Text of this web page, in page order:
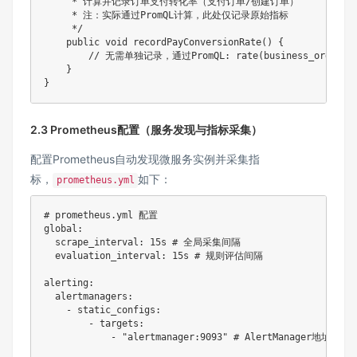
     * 注：实际通过PromQL计算，此处仅记录原始指标
     */
public void recordPayConversionRate( )
{
// 无需单独记录，通过PromQL:
}
}
2.3 Prometheus配置（服务发现与指标采集）
配置Prometheus自动发现微服务实例并采集指
标，
prometheus.yml 如下：
# prometheus.yml 配置
global :
scrape_interval : 15s # 全局采集间隔
evaluation_interval : 15s # 规则评估间隔
alerting :
alertmanagers :
-
static_configs :
- targets :
-
"alertmanager:9093" # AlertManager地址